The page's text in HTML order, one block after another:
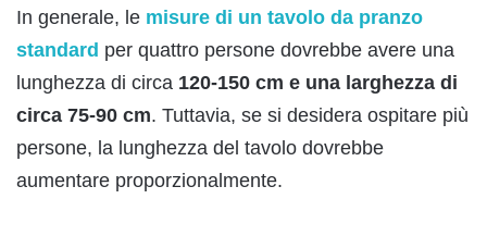
In generale, le misure di un tavolo da pranzo
standard per quattro persone dovrebbe avere una
lunghezza di circa 120-150 cm e una larghezza di
circa 75-90 cm. Tuttavia, se si desidera ospitare più
persone, la lunghezza del tavolo dovrebbe
aumentare proporzionalmente.